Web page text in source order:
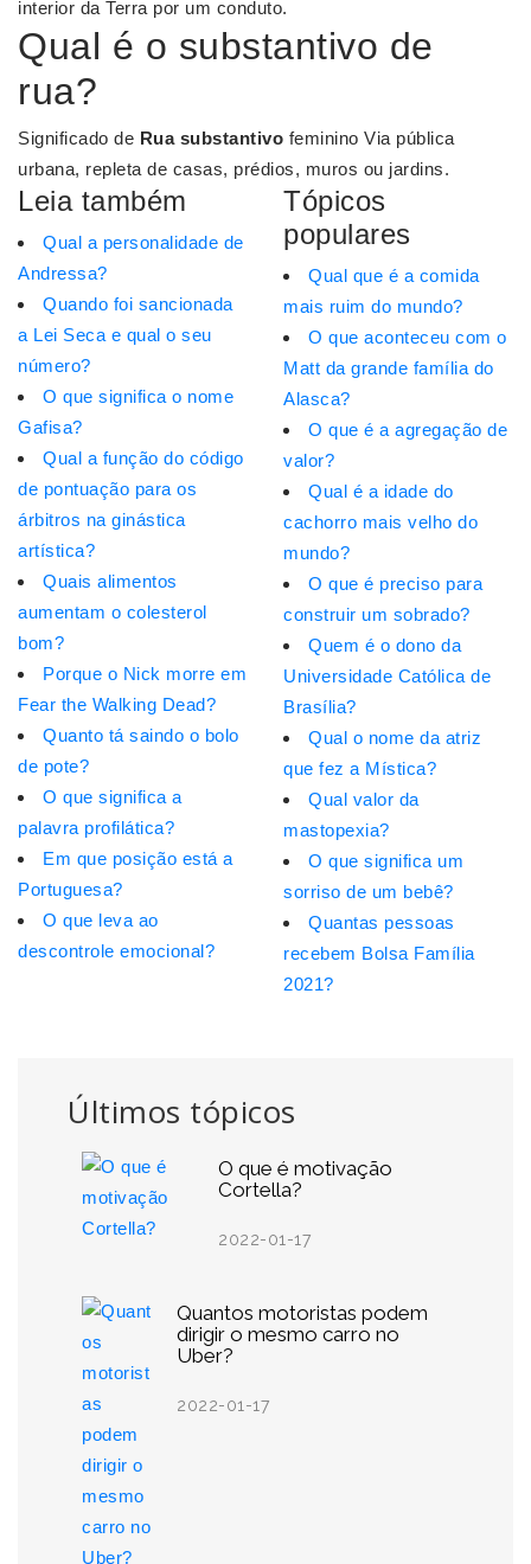
Últimos tópicos
O que é motivação
Cortella?
2022-01-17
Quantos motoristas podem
dirigir o mesmo carro no
Uber?
2022-01-17
interior da Terra por um conduto.
Qual é o substantivo de
rua?
Significado de Rua substantivo feminino Via pública
urbana, repleta de casas, prédios, muros ou jardins.
Leia também
Qual a personalidade de
Andressa?
Quando foi sancionada
a Lei Seca e qual o seu
número?
O que significa o nome
Gafisa?
Qual a função do código
de pontuação para os
árbitros na ginástica
artística?
Quais alimentos
aumentam o colesterol
bom?
Porque o Nick morre em
Fear the Walking Dead?
Quanto tá saindo o bolo
de pote?
O que significa a
palavra profilática?
Em que posição está a
Portuguesa?
O que leva ao
descontrole emocional?
Tópicos
populares
Qual que é a comida
mais ruim do mundo?
O que aconteceu com o
Matt da grande família do
Alasca?
O que é a agregação de
valor?
Qual é a idade do
cachorro mais velho do
mundo?
O que é preciso para
construir um sobrado?
Quem é o dono da
Universidade Católica de
Brasília?
Qual o nome da atriz
que fez a Mística?
Qual valor da
mastopexia?
O que significa um
sorriso de um bebê?
Quantas pessoas
recebem Bolsa Família
2021?